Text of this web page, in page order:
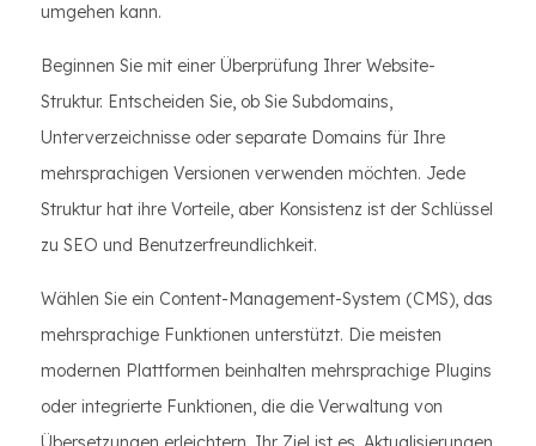
umgehen kann.
Beginnen Sie mit einer Überprüfung Ihrer Website-
Struktur. Entscheiden Sie, ob Sie Subdomains,
Unterverzeichnisse oder separate Domains für Ihre
mehrsprachigen Versionen verwenden möchten. Jede
Struktur hat ihre Vorteile, aber Konsistenz ist der Schlüssel
zu SEO und Benutzerfreundlichkeit.
Wählen Sie ein Content-Management-System (CMS), das
mehrsprachige Funktionen unterstützt. Die meisten
modernen Plattformen beinhalten mehrsprachige Plugins
oder integrierte Funktionen, die die Verwaltung von